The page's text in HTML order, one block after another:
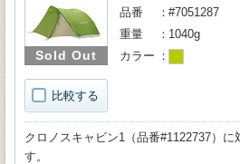
Sold Out
比較する
品番
#7051287
重量
1040g
カラー
クロノスキャビン1（品番#1122737）
す。